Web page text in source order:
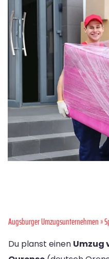
Augsburger Umzugsunternehmen»
Du planst einen Umzug